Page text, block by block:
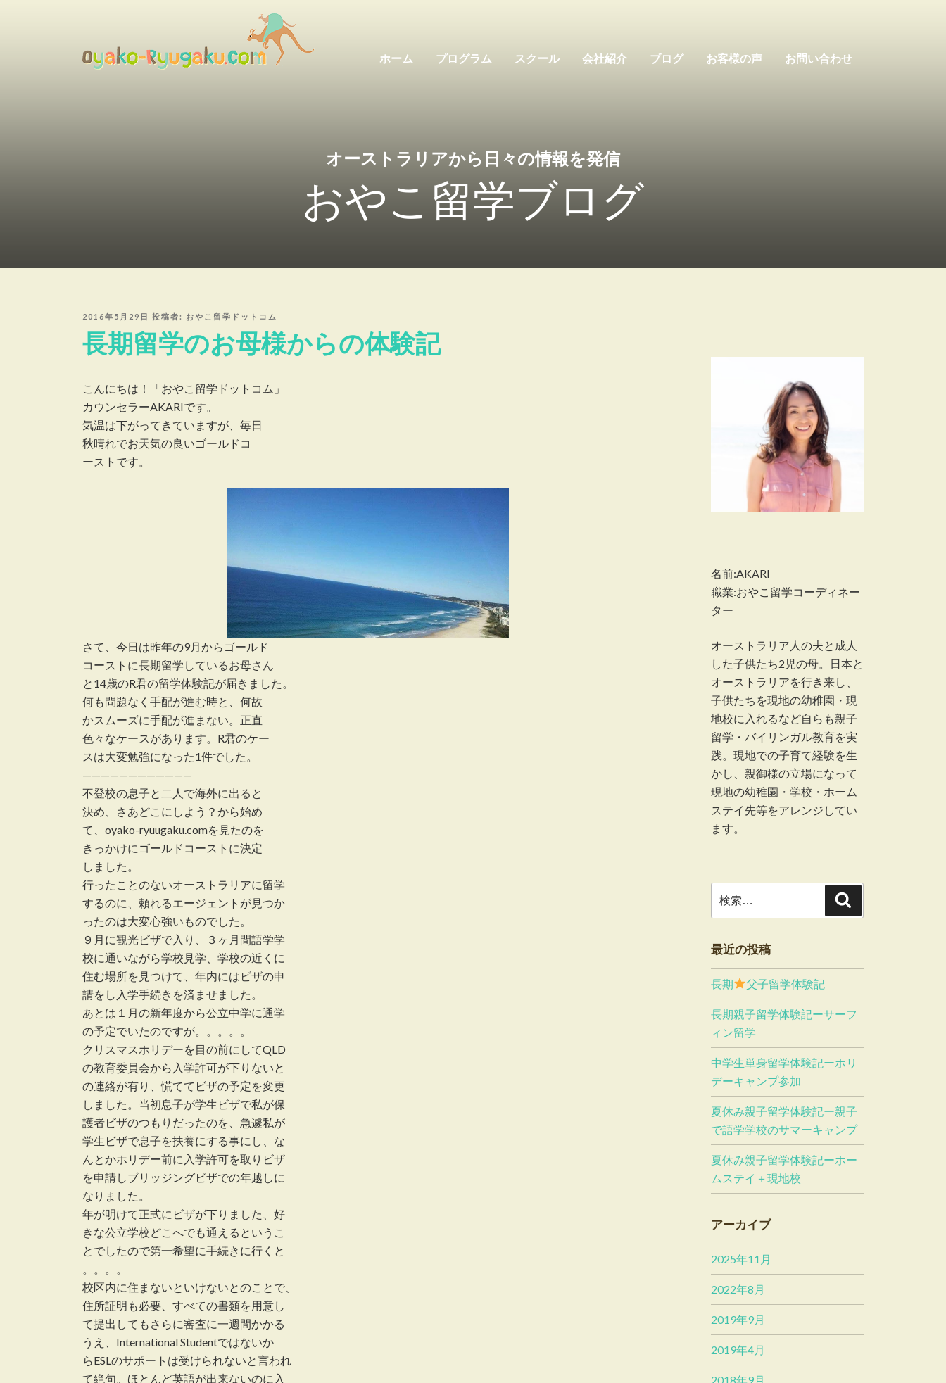
ツ
ホーム プログラム スクール 会社紹介 ブログ お客様の声 お問い合わせ
オーストラリアから日々の情報を発信
おやこ留学ブログ
投
日:
2016年5月29日 投稿者: おやこ留学ドットコム
長期留学のお母様からの体験記
こんにちは！「おやこ留学ドットコム」
カウンセラーAKARIです。
気温は下がってきていますが、毎日
秋晴れでお天気の良いゴールドコ
ーストです。
さて、今日は昨年の9月からゴールド
コーストに長期留学しているお母さん
と14歳のR君の留学体験記が届きました。
何も問題なく手配が進む時と、何故
かスムーズに手配が進まない。正直
色々なケースがあります。R君のケー
スは大変勉強になった1件でした。
————————————
不登校の息子と二人で海外に出ると
決め、さあどこにしよう？から始め
て、oyako-ryuugaku.comを見たのを
きっかけにゴールドコーストに決定
しました。
行ったことのないオーストラリアに留学
するのに、頼れるエージェントが見つか
ったのは大変心強いものでした。
９月に観光ビザで入り、３ヶ月間語学学
校に通いながら学校見学、学校の近くに
住む場所を見つけて、年内にはビザの申
請をし入学手続きを済ませました。
あとは１月の新年度から公立中学に通学
の予定でいたのですが。。。。。
クリスマスホリデーを目の前にしてQLD
の教育委員会から入学許可が下りないと
の連絡が有り、慌ててビザの予定を変更
しました。当初息子が学生ビザで私が保
護者ビザのつもりだったのを、急遽私が
学生ビザで息子を扶養にする事にし、な
んとかホリデー前に入学許可を取りビザ
を申請しブリッジングビザでの年越しに
なりました。
年が明けて正式にビザが下りました、好
きな公立学校どこへでも通えるというこ
とでしたので第一希望に手続きに行くと
。。。。
校区内に住まないといけないとのことで、
住所証明も必要、すべての書類を用意し
て提出してもさらに審査に一週間かかる
うえ、International Studentではないか
らESLのサポートは受けられないと言われ
て絶句。ほとんど英語が出来ないのに入
名前:AKARI
職業:おやこ留学コーディネー
ター
オーストラリア人の夫と成人
した子供たち2児の母。日本と
オーストラリアを行き来し、
子供たちを現地の幼稚園・現
地校に入れるなど自らも親子
留学・バイリンガル教育を実
践。現地での子育て経験を生
かし、親御様の立場になって
現地の幼稚園・学校・ホーム
ステイ先等をアレンジしてい
ます。
索:
最近の投稿
長期 父子留学体験記
長期親子留学体験記ーサーフ
ィン留学
中学生単身留学体験記ーホリ
デーキャンプ参加
夏休み親子留学体験記ー親子
で語学学校のサマーキャンプ
夏休み親子留学体験記ーホー
ムステイ＋現地校
アーカイブ
2025年11月
2022年8月
2019年9月
2019年4月
2018年9月